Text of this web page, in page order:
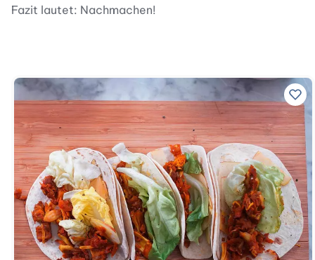
Fazit lautet: Nachmachen!
Zu